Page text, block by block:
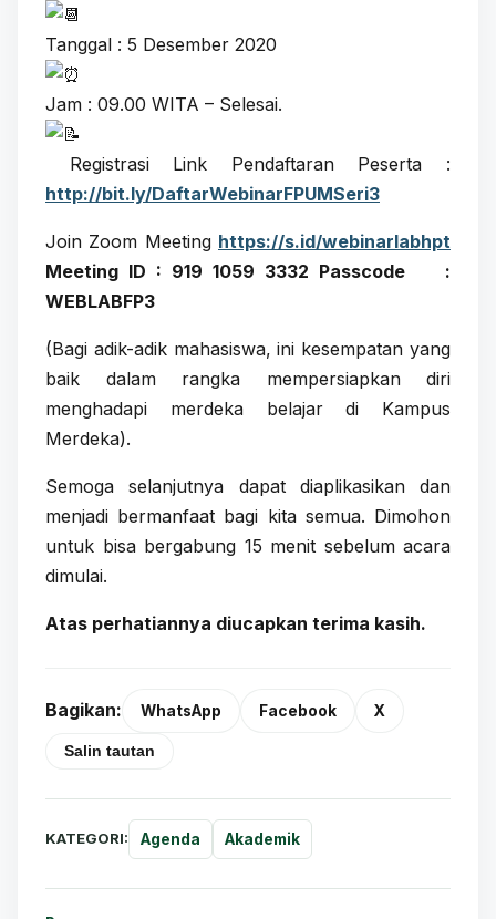
Tanggal : 5 Desember 2020
Jam : 09.00 WITA – Selesai.
Registrasi Link Pendaftaran Peserta :
http://bit.ly/DaftarWebinarFPUMSeri3
Join Zoom Meeting https://s.id/webinarlabhpt
Meeting ID : 919 1059 3332 Passcode :
WEBLABFP3
(Bagi adik-adik mahasiswa, ini kesempatan yang
baik dalam rangka mempersiapkan diri
menghadapi merdeka belajar di Kampus
Merdeka).
Semoga selanjutnya dapat diaplikasikan dan
menjadi bermanfaat bagi kita semua. Dimohon
untuk bisa bergabung 15 menit sebelum acara
dimulai.
Atas perhatiannya diucapkan terima kasih.
Bagikan: WhatsApp Facebook X
Salin tautan
KATEGORI: Agenda Akademik